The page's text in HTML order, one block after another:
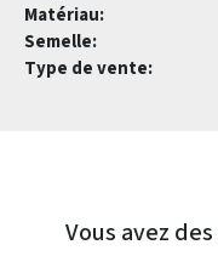
Matériau:
Semelle:
Type de vente:
Vous avez des